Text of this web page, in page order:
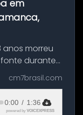
em
anos morreu
durante
Copa do
em
Salamanca,
cm7brasil.com
0:00 / 1:36
powered by VOICEXPRESS